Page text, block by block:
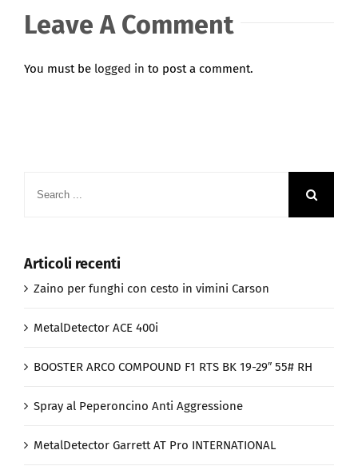
Leave A Comment
You must be logged in to post a comment.
Articoli recenti
Zaino per funghi con cesto in vimini Carson
MetalDetector ACE 400i
BOOSTER ARCO COMPOUND F1 RTS BK 19-29″ 55# RH
Spray al Peperoncino Anti Aggressione
MetalDetector Garrett AT Pro INTERNATIONAL